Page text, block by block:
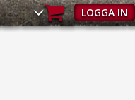
LOGGA IN
Evighet | Örhängen -